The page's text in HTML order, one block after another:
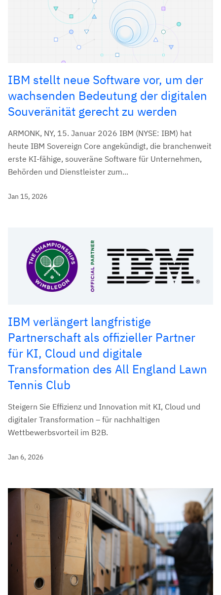
IBM stellt neue Software vor, um der
wachsenden Bedeutung der digitalen
Souveränität gerecht zu werden
ARMONK, NY, 15. Januar 2026 IBM (NYSE: IBM) hat
heute IBM Sovereign Core angekündigt, die branchenweit
erste KI-fähige, souveräne Software für Unternehmen,
Behörden und Dienstleister zum...
Jan 15, 2026
IBM verlängert langfristige
Partnerschaft als offizieller Partner
für KI, Cloud und digitale
Transformation des All England Lawn
Tennis Club
Steigern Sie Effizienz und Innovation mit KI, Cloud und
digitaler Transformation – für nachhaltigen
Wettbewerbsvorteil im B2B.
Jan 6, 2026